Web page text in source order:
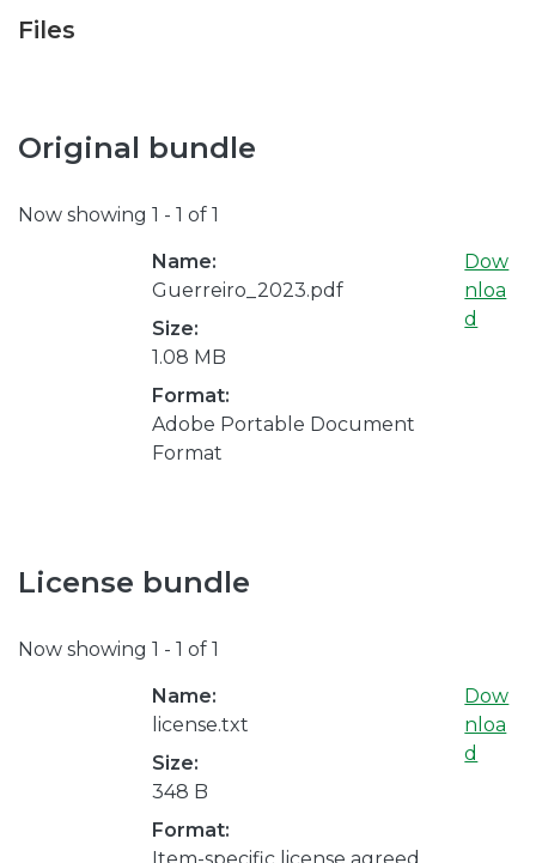
Files
Original bundle
Now showing 1 - 1 of 1
Name:
Guerreiro_2023.pdf
Size:
1.08 MB
Format:
Adobe Portable Document
Format
Dow
nloa
d
License bundle
Now showing 1 - 1 of 1
Name:
license.txt
Size:
348 B
Format:
Item-specific license agreed
Dow
nloa
d